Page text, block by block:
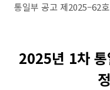
통일부 공고 제2025–62호
2025년 1차